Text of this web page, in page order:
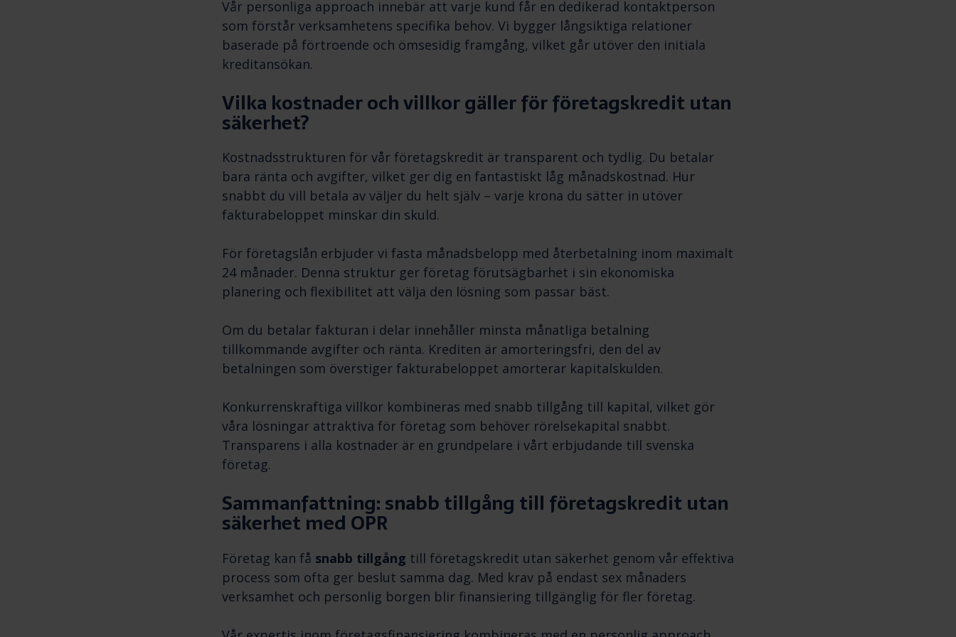
Vår personliga approach innebär att varje kund får en dedikerad kontaktperson
som förstår verksamhetens specifika behov. Vi bygger långsiktiga relationer
baserade på förtroende och ömsesidig framgång, vilket går utöver den initiala
kreditansökan.
Vilka kostnader och villkor gäller för företagskredit utan
säkerhet?
Kostnadsstrukturen för vår företagskredit är transparent och tydlig. Du betalar
bara ränta och avgifter, vilket ger dig en fantastiskt låg månadskostnad. Hur
snabbt du vill betala av väljer du helt själv – varje krona du sätter in utöver
fakturabeloppet minskar din skuld.
För företagslån erbjuder vi fasta månadsbelopp med återbetalning inom maximalt
24 månader. Denna struktur ger företag förutsägbarhet i sin ekonomiska
planering och flexibilitet att välja den lösning som passar bäst.
Om du betalar fakturan i delar innehåller minsta månatliga betalning
tillkommande avgifter och ränta. Krediten är amorteringsfri, den del av
betalningen som överstiger fakturabeloppet amorterar kapitalskulden.
Konkurrenskraftiga villkor kombineras med snabb tillgång till kapital, vilket gör
våra lösningar attraktiva för företag som behöver rörelsekapital snabbt.
Transparens i alla kostnader är en grundpelare i vårt erbjudande till svenska
företag.
Sammanfattning: snabb tillgång till företagskredit utan
säkerhet med OPR
Företag kan få snabb tillgång till företagskredit utan säkerhet genom vår effektiva
process som ofta ger beslut samma dag. Med krav på endast sex månaders
verksamhet och personlig borgen blir finansiering tillgänglig för fler företag.